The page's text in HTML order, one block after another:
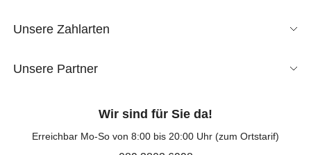
Unsere Zahlarten
Unsere Partner
Wir sind für Sie da!
Erreichbar Mo-So von 8:00 bis 20:00 Uhr (zum Ortstarif)